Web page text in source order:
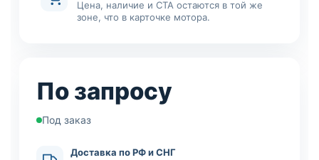
Цена, наличие и CTA остаются в той же
зоне, что в карточке мотора.
По запросу
Под заказ
Доставка по РФ и СНГ